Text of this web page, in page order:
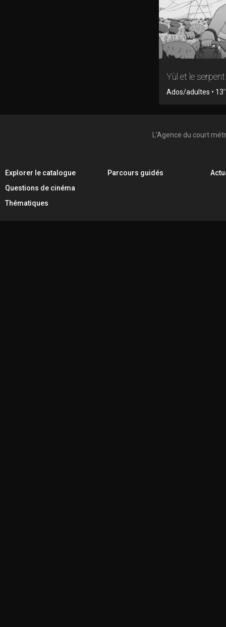
Yùl et le serpent
Ados/adultes •
L'Agence du court
Explorer le catalogue
Questions de cinéma
Thématiques
Parcours guidés